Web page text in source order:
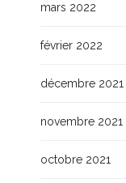
mars 2022
février 2022
décembre 2021
novembre 2021
octobre 2021